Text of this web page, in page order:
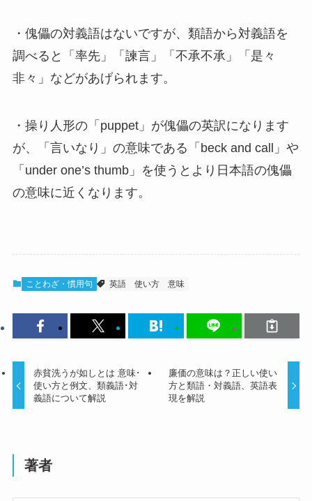
・傀儡の対義語はないですが、類語から対義語を
調べると「率先」「諫言」「不承不承」「是々
非々」などがあげられます。
・操り人形の「puppet」が傀儡の英訳になります
が、「言いなり」の意味である「beck and call」や
「under one’s thumb」を使うとより日本語の傀儡
の意味に近くなります。
ことわざ・慣用句 英語 使い方 意味
赤貧洗うが如しとは 意味･
使い方と例文、類義語･対
義語について解説
廉価の意味は？正しい使い
方と類語・対義語、英語表
現を解説
著者